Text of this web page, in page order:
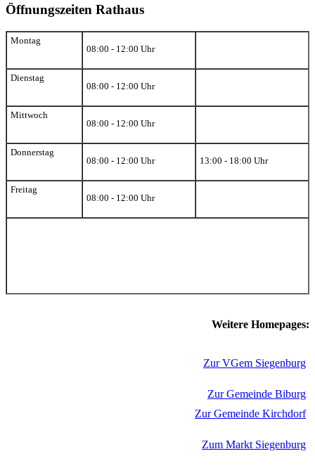
Öffnungszeiten Rathaus
Montag
08:00 - 12:00 Uhr
Dienstag
08:00 - 12:00 Uhr
Mittwoch
08:00 - 12:00 Uhr
Donnerstag
08:00 - 12:00 Uhr
13:00 - 18:00 Uhr
Freitag
08:00 - 12:00 Uhr
Weitere Homepages:
Zur VGem Siegenburg
Zur Gemeinde Biburg
Zur Gemeinde Kirchdorf
Zum Markt Siegenburg